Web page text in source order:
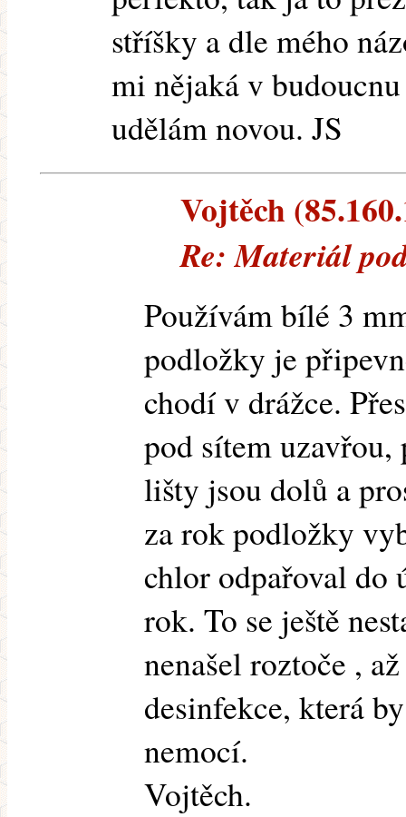
stříšky a dle mého
mi nějaká v
udělám novou. JS
Vojtěch
Re: Materiál
Používám bílé 3
podložky je
chodí v drážce.
pod sítem
lišty jsou dolů a
za rok podložky
chlor odpařoval
rok. To se ještě
nenašel roztoče ,
desinfekce, která
nemocí.
Vojtěch.